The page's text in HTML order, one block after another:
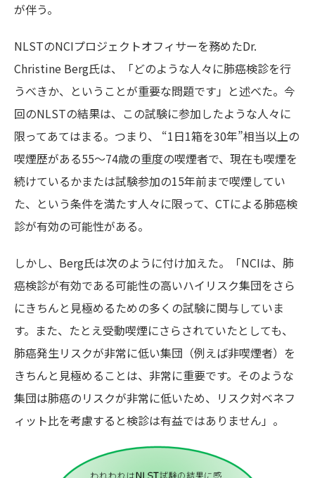
が伴う。
NLSTのNCIプロジェクトオフィサーを務めたDr.
Christine Berg氏は、「どのような人々に肺癌検診を行
うべきか、ということが重要な問題です」と述べた。今
回のNLSTの結果は、この試験に参加したような人々に
限ってあてはまる。つまり、 “1日1箱を30年”相当以上の
喫煙歴がある55～74歳の重度の喫煙者で、現在も喫煙を
続けているかまたは試験参加の15年前まで喫煙してい
た、という条件を満たす人々に限って、CTによる肺癌検
診が有効の可能性がある。
しかし、Berg氏は次のように付け加えた。「NCIは、肺
癌検診が有効である可能性の高いハイリスク集団をさら
にきちんと見極めるための多くの試験に関与していま
す。また、たとえ受動喫煙にさらされていたとしても、
肺癌発生リスクが非常に低い集団（例えば非喫煙者）を
きちんと見極めることは、非常に重要です。そのような
集団は肺癌のリスクが非常に低いため、リスク対ベネフ
ィット比を考慮すると検診は有益ではありません」。